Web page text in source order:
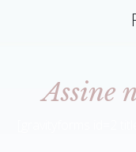
Assine